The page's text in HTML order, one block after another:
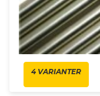
4 VARIANTER